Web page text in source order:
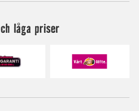
låga priser